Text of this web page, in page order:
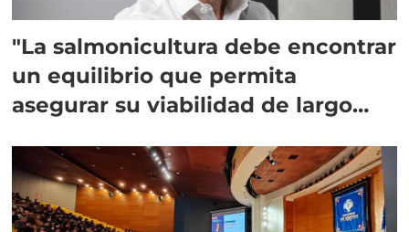
"La salmonicultura debe encontrar
un equilibrio que permita
asegurar su viabilidad de largo